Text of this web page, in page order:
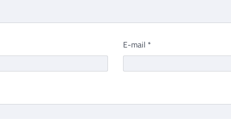
E-mail *